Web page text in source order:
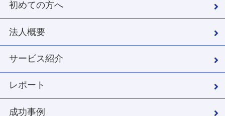
初めての方へ
法人概要
サービス紹介
レポート
成功事例